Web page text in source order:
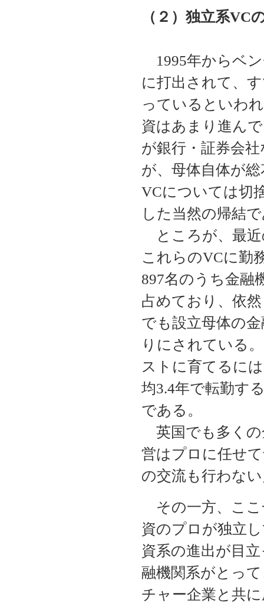
（２）独立系VC
1995年からベ
に打出されて、
っているといわ
資はあまり進ん
が銀行・証券会
が、母体自体が
VCについては切
した当然の帰結
ところが、最近
これらのVCに勤
897名のうち金融
占めており、依
でも設立母体の
りにされている
ストに育てるに
均3.4年で転勤す
である。
英国でも多くの
営はプロに任せ
の交流も行わな
その一方、ここ
資のプロが独立
資系の進出が目
融機関系がとっ
チャー企業と共